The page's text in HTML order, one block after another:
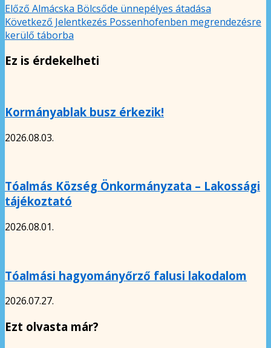
Előző Almácska Bölcsőde ünnepélyes átadása
Következő Jelentkezés Possenhofenben megrendezésre
kerülő táborba
Ez is érdekelheti
Kormányablak busz érkezik!
2026.08.03.
Tóalmás Község Önkormányzata – Lakossági
tájékoztató
2026.08.01.
Tóalmási hagyományőrző falusi lakodalom
2026.07.27.
Ezt olvasta már?